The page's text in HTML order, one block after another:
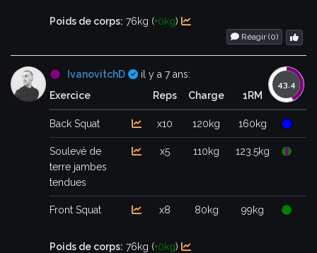
Poids de corps: 76kg (+0kg)
Réagir (0)
IvanovitchD Certifié
il y a 7 ans:
Exercice
Reps Charge 1RM
Back Squat x10 120kg 160kg
Soulevé de
terre jambes
tendues
x5 110kg 123.5kg
Front Squat x8 80kg 99kg
Poids de corps: 76kg (+0kg)